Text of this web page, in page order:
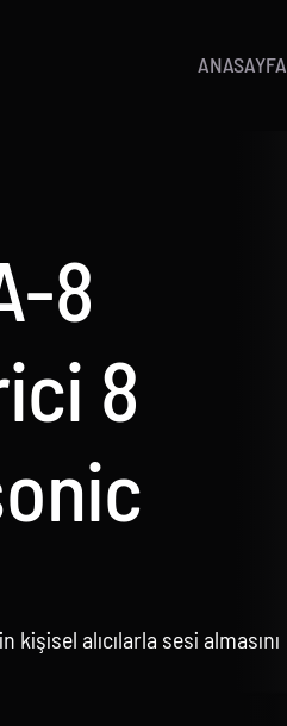
ANASAYFA
8
8
alıcılarla sesi almasını